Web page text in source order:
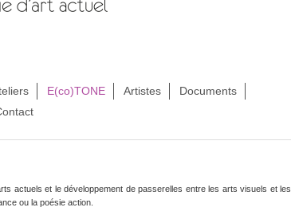
E(co)TONE Artistes
Documents
actuels et le développement de passerelles entre les arts visuels et les
ou la poésie action.